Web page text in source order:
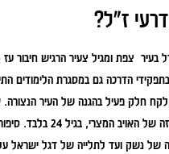
ז"ל?
צפת ומגיל צעיר הרגיש חיבור עז
הדרכה גם במסגרת הלימודים
חלק פעיל בהגנה של העיר הנצורה.
בעקבות הפגזה של האויב המצרי, בגיל
נשק ועד לתלייה של דגל ישראל על